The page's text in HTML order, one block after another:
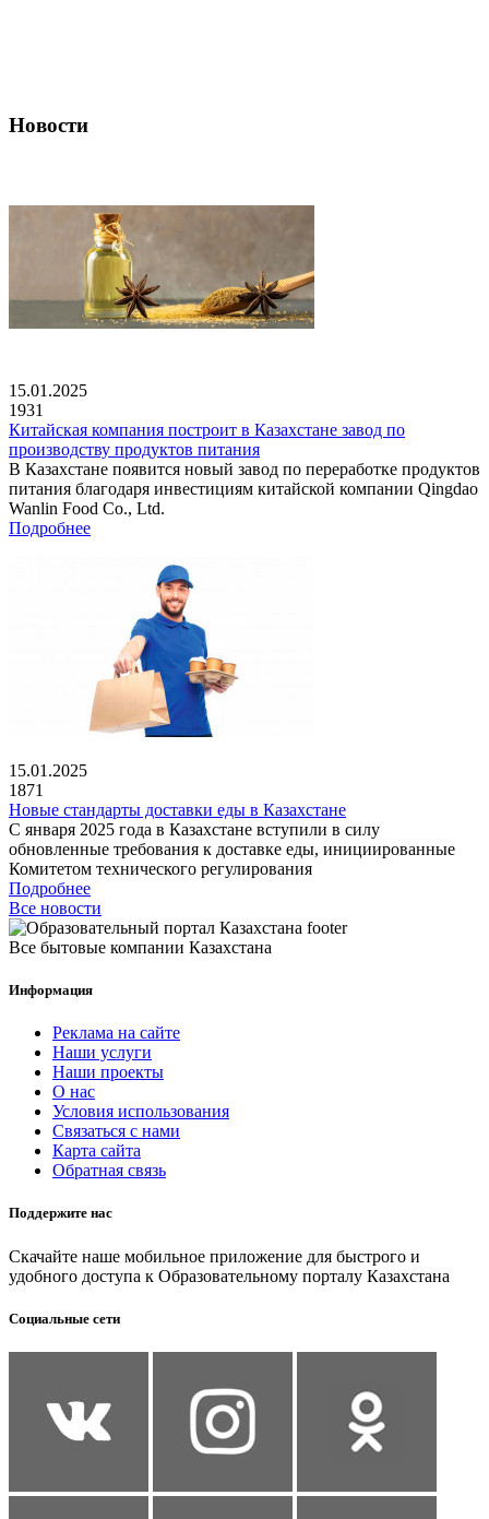
Новости
15.01.2025
1931
Китайская компания построит в Казахстане завод по
производству продуктов питания
В Казахстане появится новый завод по переработке продуктов
питания благодаря инвестициям китайской компании Qingdao
Wanlin Food Co., Ltd.
Подробнее
15.01.2025
1871
Новые стандарты доставки еды в Казахстане
С января 2025 года в Казахстане вступили в силу
обновленные требования к доставке еды, инициированные
Комитетом технического регулирования
Подробнее
Все новости
Все бытовые компании Казахстана
Информация
Реклама на сайте
Наши услуги
Наши проекты
О нас
Условия использования
Связаться с нами
Карта сайта
Обратная связь
Поддержите нас
Скачайте наше мобильное приложение для быстрого и
удобного доступа к Образовательному порталу Казахстана
Социальные сети